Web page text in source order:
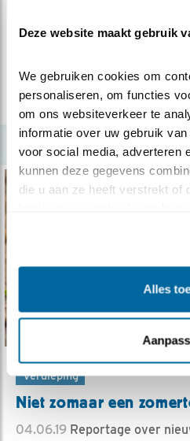
Deze website maakt gebruik
We gebruiken cookies om
personaliseren, om functies
om ons websiteverkeer te
informatie over uw gebruik
voor social media, adverteren
kunnen deze gegevens
die u aan ze heeft verstrekt of
Alles
vervolgonderzoek aan de
lees meer
Verdieping
Niet zomaar een
04.06.19 Reportage over